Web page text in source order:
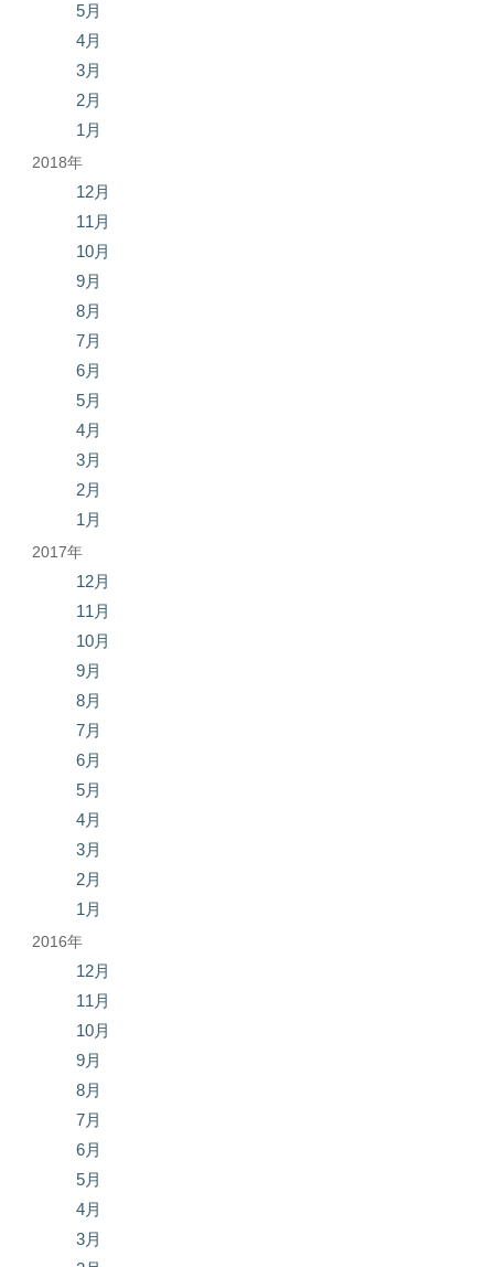
5月
4月
3月
2月
1月
2018年
12月
11月
10月
9月
8月
7月
6月
5月
4月
3月
2月
1月
2017年
12月
11月
10月
9月
8月
7月
6月
5月
4月
3月
2月
1月
2016年
12月
11月
10月
9月
8月
7月
6月
5月
4月
3月